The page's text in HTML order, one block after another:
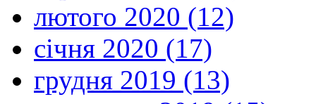
лютого 2020 (12)
січня 2020 (17)
грудня 2019 (13)